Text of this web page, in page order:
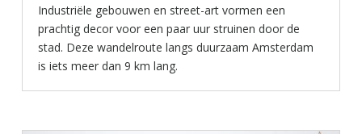
Industriële gebouwen en street-art vormen een
prachtig decor voor een paar uur struinen door de
stad. Deze wandelroute langs duurzaam Amsterdam
is iets meer dan 9 km lang.